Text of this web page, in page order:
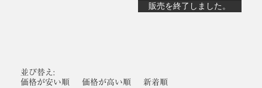
販売を終了しました。
並び替え
価格が安い順
価格が高い順 新着順